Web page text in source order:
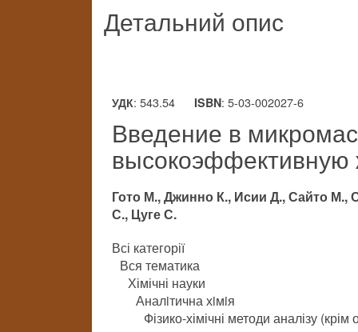
Детальний опис
УДК: 543.54 ISBN: 5-03-002027-6
Введение в
Гото М., Джинно К., Исии Д., Сайто М.,
С., Цуге С.
Всі категорії
Вся тематика
Хімічні науки
Аналiтична хiмiя
Фізико-хімічні методи аналізу